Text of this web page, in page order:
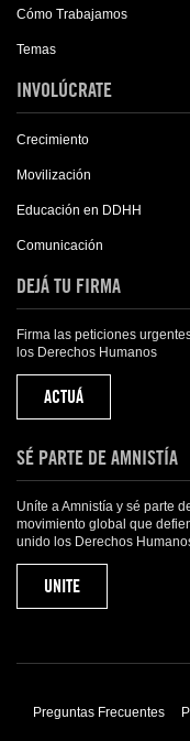
Cómo Trabajamos
Temas
INVOLÚCRATE
Crecimiento
Movilización
Educación en DDHH
Comunicación
DEJÁ TU FIRMA
Firma las peticiones
los Derechos Humanos
ACTUÁ
SÉ PARTE DE AMNISTÍA
Uníte a Amnistía y sé parte
movimiento global que
unido los Derechos
UNITE
Preguntas Frecuentes